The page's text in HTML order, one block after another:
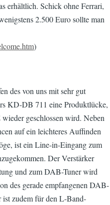
erhältlich. Schick ohne Ferrari,
2.500 Euro sollte man
)
des von uns mit sehr gut
KD-DB 711 eine Produktlücke,
geschlossen wird. Neben
auf ein leichteres Auffinden
ist ein Line-in-Eingang zum
Der Verstärker
und zum DAB-Tuner wird
des gerade empfangenen DAB-
ist zudem für den L-Band-